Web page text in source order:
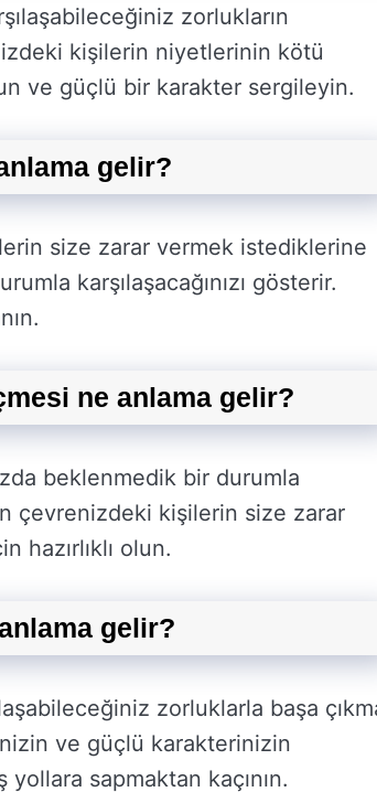
zorlukların
kişilerin niyetlerinin kötü
ve güçlü bir karakter sergileyin.
gelir?
size zarar vermek istediklerine
karşılaşacağınızı gösterir.
ne anlama gelir?
beklenmedik bir durumla
çevrenizdeki kişilerin size zarar
hazırlıklı olun.
gelir?
zorluklarla başa
ve güçlü karakterinizin
sapmaktan kaçının.